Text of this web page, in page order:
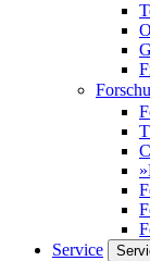
Service